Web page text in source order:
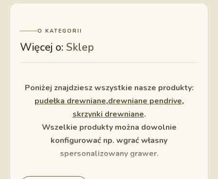
O KATEGORII
Więcej o: Sklep
Poniżej znajdziesz wszystkie nasze produkty:
pudełka drewniane,drewniane pendrive,
skrzynki drewniane.
Wszelkie produkty można dowolnie
konfigurować np. wgrać własny
spersonalizowany grawer.